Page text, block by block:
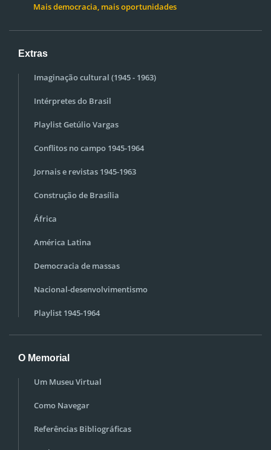
Mais democracia, mais oportunidades
Extras
Imaginação cultural (1945 - 1963)
Intérpretes do Brasil
Playlist Getúlio Vargas
Conflitos no campo 1945-1964
Jornais e revistas 1945-1963
Construção de Brasília
África
América Latina
Democracia de massas
Nacional-desenvolvimentismo
Playlist 1945-1964
O Memorial
Um Museu Virtual
Como Navegar
Referências Bibliográficas